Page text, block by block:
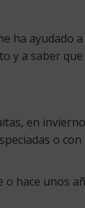
ha ayudado
y a saber que
en
o
o hace unos